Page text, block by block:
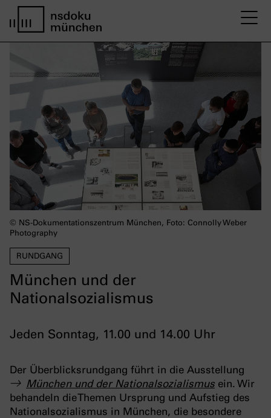
RUNDGANG
München und der
Nationalsozialismus
Jeden Sonntag, 11.00 und 14.00 Uhr
© NS-Dokumentationszentrum München, Foto: Connolly Weber
Photography
Der Überblicksrundgang führt in die Ausstellung
München und der Nationalsozialismus ein. Wir
behandeln die Themen Ursprung und Aufstieg des
Nationalsozialismus in München, die besondere